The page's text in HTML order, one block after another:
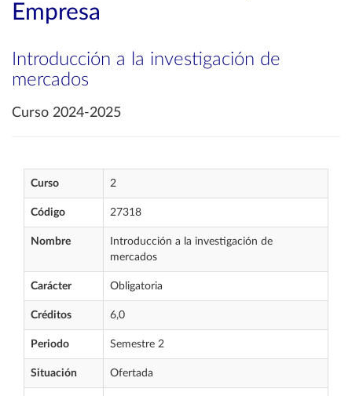
Empresa
Introducción a la investigación de
mercados
Curso 2024-2025
Curso 2
Código 27318
Nombre
Introducción a la investigación de
mercados
Carácter Obligatoria
Créditos 6,0
Periodo Semestre 2
Situación Ofertada